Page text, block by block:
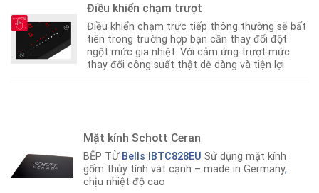
Điều khiển chạm trượt
Điều khiển chạm trực tiếp thông thường sẽ bất
tiên trong trường hợp bạn cần thay đổi đột
ngột mức gia nhiệt. Với cảm ứng trượt mức
thay đổi công suất thật dễ dàng và tiện lợi
Mặt kính Schott Ceran
BẾP TỪ Bells IBTC828EUSử dụng mặt kính
gốm thủy tính vát cạnh – made in Germany,
chịu nhiệt độ cao